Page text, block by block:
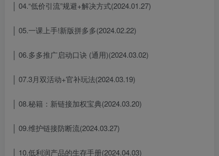
│ 04.“低价引流”规避+解决方式(2024.01.27)
│ 05.一课上手!新版拼多多(2024.02.22)
│ 06.多多推广启动口诀 (通用)(2024.03.02)
│ 07.3月双活动+官补玩法(2024.03.19)
│ 08.秘籍：新链接加权宝典(2024.03.20)
│ 09.维护链接防断流(2024.03.27)
│ 10.低利润产品的生存手册(2024.04.03)